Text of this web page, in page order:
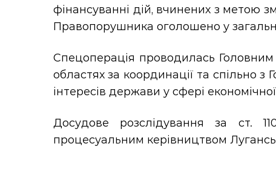
фінансуванні дій, вчинених з метою
Правопорушника оголошено у
Спецоперація проводилась
областях за координації та спільно
інтересів держави у сфері
Досудове розслідування за ст.
процесуальним керівництвом